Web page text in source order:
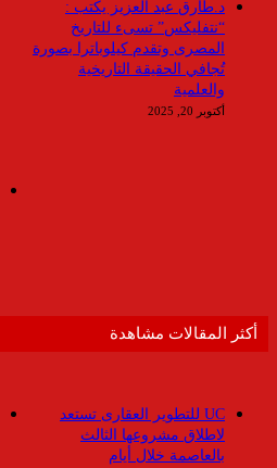
د.طارق عبد العزيز يكتب :
“نتفليكس” تسىء للتاريخ
المصرى وتقدم كيلوباترا بصورة
تُجافي الحقيقة التاريخية
والعلمية
أكتوبر 20, 2025
أكثر المقالات مشاهدة
UC للتطوير العقارى تستعد
لاطلاق مشروعها الثالث
بالعاصمة خلال أيام